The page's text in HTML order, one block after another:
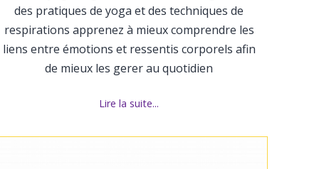
des pratiques de yoga et des techniques de
respirations apprenez à mieux comprendre les
liens entre émotions et ressentis corporels afin
de mieux les gerer au quotidien
Lire la suite...